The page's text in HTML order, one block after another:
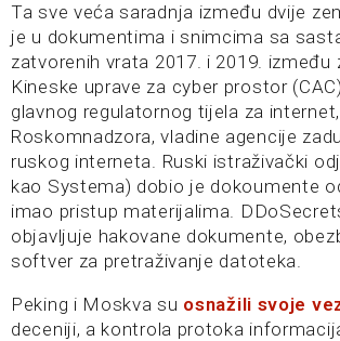
Ta sve veća saradnja između dvije
je u dokumentima i snimcima sa
zatvorenih vrata 2017. i 2019. između
Kineske uprave za cyber prostor
glavnog regulatornog tijela za
Roskomnadzora, vladine agencije
ruskog interneta. Ruski istraživački
kao Systema) dobio je dokoumente
imao pristup materijalima.
objavljuje hakovane dokumente,
softver za pretraživanje datoteka.
Peking i Moskva su osnažili svoje
deceniji, a kontrola protoka